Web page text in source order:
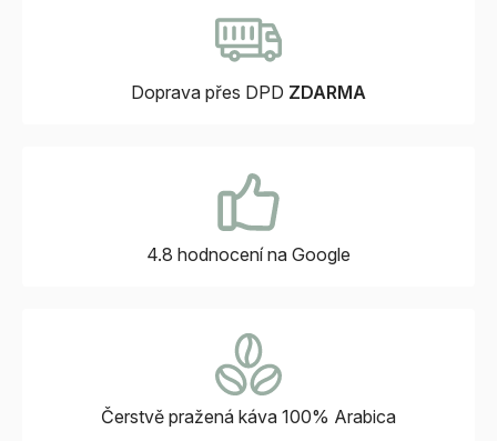
Doprava přes DPD ZDARMA
4.8 hodnocenína Google
Čerstvě pražená káva 100% Arabica